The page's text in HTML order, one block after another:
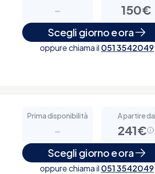
- 150€
Scegli giorno e ora
oppure chiama il 051 3542049
Prima disponibilità
-
A partire da
241€
Scegli giorno e ora
oppure chiama il 051 3542049